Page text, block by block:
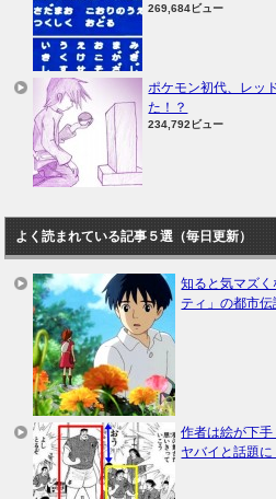
269,684ビュー
ポケモン初代、レッ
た！？
234,792ビュー
よく読まれている記事５選（毎日更新）
知ると気マズ
ティ」の都市伝
作者は絵が下
ヤバイと話題に